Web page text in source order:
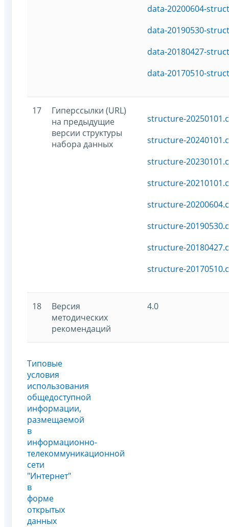
data-20200604-
data-20190530-
data-20180427-
data-20170510-
17
Гиперссылки (URL)
на предыдущие
версии структуры
набора данных
structure-
structure-
structure-
structure-
structure-
structure-
structure-
structure-
18
Версия
методических
рекомендаций
4.0
Типовые
условия
использования
общедоступной
информации,
размещаемой
в
информационно-
телекоммуникационной
сети
"Интернет"
в
форме
открытых
данных